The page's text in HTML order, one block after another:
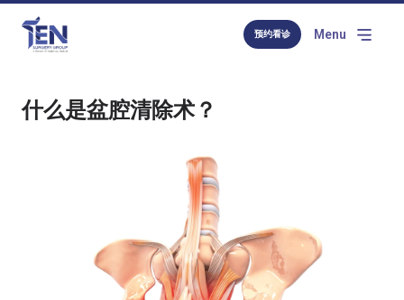
预约看诊 Menu
什么是盆腔清除术？